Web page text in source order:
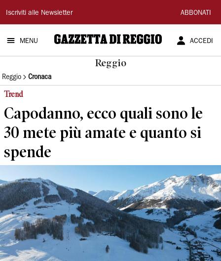
Gazzetta
di
Reggio
Iscriviti alle Newsletter ABBONATI
MENU ACCEDI
Reggio
Reggio Cronaca
Trend
Capodanno, ecco quali sono le
30 mete più amate e quanto si
spende